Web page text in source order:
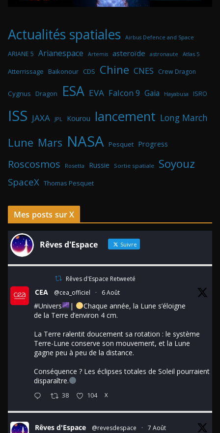
Actualités spatiales Airbus Defence and Space
ARIANE 5 Arianespace Artemis asteroïde astronaute Atlas 5
Atterrissage Baikonour CDS Chine CNES Crew Dragon
Cygnus Dragon ESA EVA Falcon 9 Gaia Hayabusa ISRO
ISS JAXA JPL Kourou lancement Long March
Lune Mars NASA Pesquet Progress
Roscosmos Rosetta Russie Sortie spatiale Soyouz
SpaceX Thomas Pesquet
Mes posts sur X
Rêves d'Espace Suivre
Rêves d'Espace Retweeté
CEA @cea_officiel · 6 Août
#Univers |
Chaque année, la Lune s’éloigne
de la Terre d’environ 4 cm.
La Terre ralentit doucement sa rotation : le système
Terre-Lune conserve son mouvement, et la Lune
gagne peu à peu de la distance.
Conséquence ? Les éclipses totales de Soleil pourraient
disparaître.
38 104 X
Rêves d'Espace @revesdespace · 7 Août